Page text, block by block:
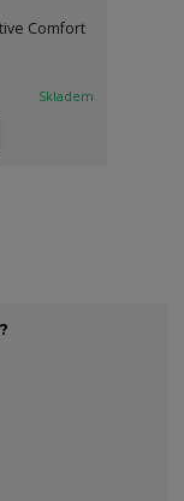
Comfort
Skladem